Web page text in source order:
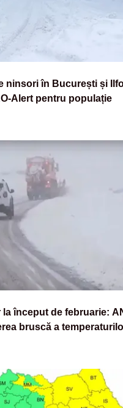
ninsori în București și
Alert pentru populație
la început de februarie:
bruscă a